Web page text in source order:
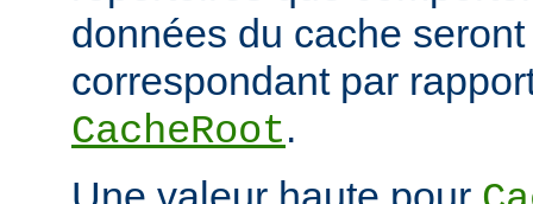
données du cache
correspondant par
CacheRoot.